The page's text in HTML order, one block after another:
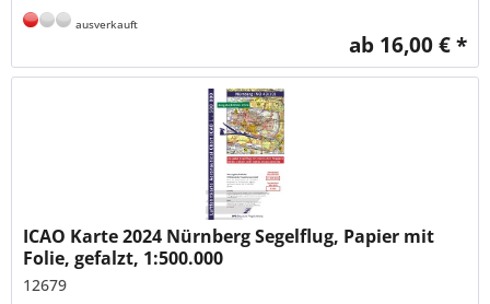
ausverkauft
ab 16,00 € *
ICAO Karte 2024 Nürnberg Segelflug, Papier mit
Folie, gefalzt, 1:500.000
12679